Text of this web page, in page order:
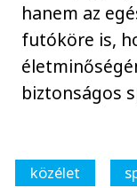
hanem az
futóköre is,
biztonságos
közélet